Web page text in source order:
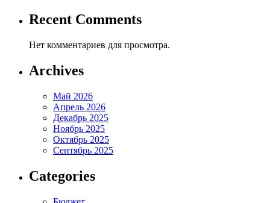
Recent Comments
Нет комментариев для просмотра.
Archives
Май 2026
Апрель 2026
Декабрь 2025
Ноябрь 2025
Октябрь 2025
Сентябрь 2025
Categories